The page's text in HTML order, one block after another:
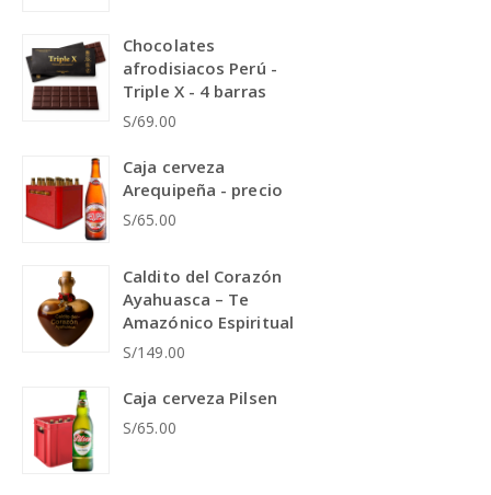
Chocolates
afrodisiacos Perú -
Triple X - 4 barras
S/69.00
Caja cerveza
Arequipeña - precio
S/65.00
Caldito del Corazón
Ayahuasca – Te
Amazónico Espiritual
S/149.00
Caja cerveza Pilsen
S/65.00